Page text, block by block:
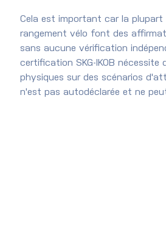
Cela est important car la plupart
rangement vélo font des
sans aucune vérification
certification SKG-IKOB nécessite
physiques sur des scénarios
n'est pas autodéclarée et ne